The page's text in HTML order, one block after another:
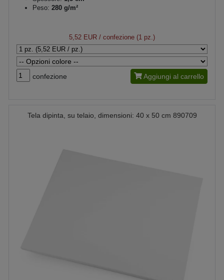
Peso: 280 g/m²
5,52 EUR / confezione (1 pz.)
confezione Aggiungi al carrello
Tela dipinta, su telaio, dimensioni: 40 x 50 cm 890709